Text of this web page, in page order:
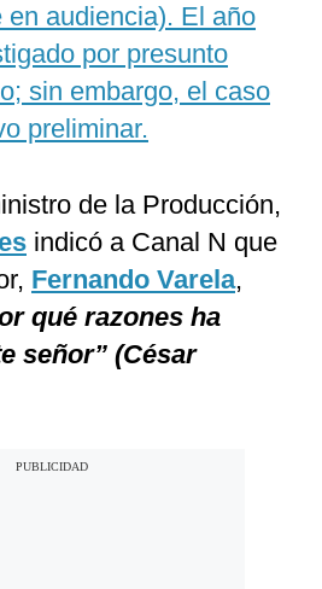
en audiencia). El año
por presunto
sin embargo, el caso
preliminar.
de la Producción,
indicó a Canal N que
Fernando Varela,
qué razones ha
señor” (César